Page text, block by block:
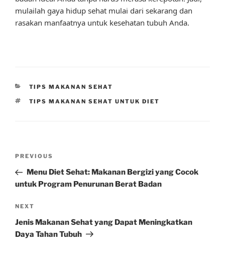
mulailah gaya hidup sehat mulai dari sekarang dan
rasakan manfaatnya untuk kesehatan tubuh Anda.
CATEGORIES
TIPS MAKANAN SEHAT
TAGS
TIPS MAKANAN SEHAT UNTUK DIET
Previous
Post
PREVIOUS
Menu Diet Sehat: Makanan Bergizi yang Cocok
untuk Program Penurunan Berat Badan
Next
Post
NEXT
Jenis Makanan Sehat yang Dapat Meningkatkan
Daya Tahan Tubuh